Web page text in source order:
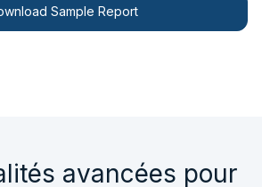
Sample Report
avancées pour